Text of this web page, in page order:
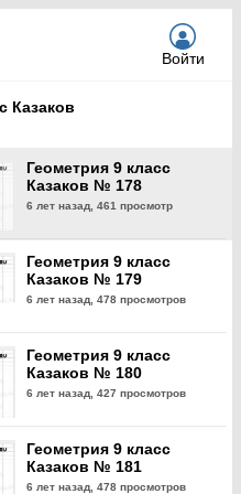
Войти
Казаков
6 лет назад,
Геометрия 9 класс
Казаков № 178
6 лет назад, 461 просмотр
Геометрия 9 класс
Казаков № 179
6 лет назад, 478 просмотров
Геометрия 9 класс
Казаков № 180
6 лет назад, 427 просмотров
Геометрия 9 класс
Казаков № 181
6 лет назад, 478 просмотров